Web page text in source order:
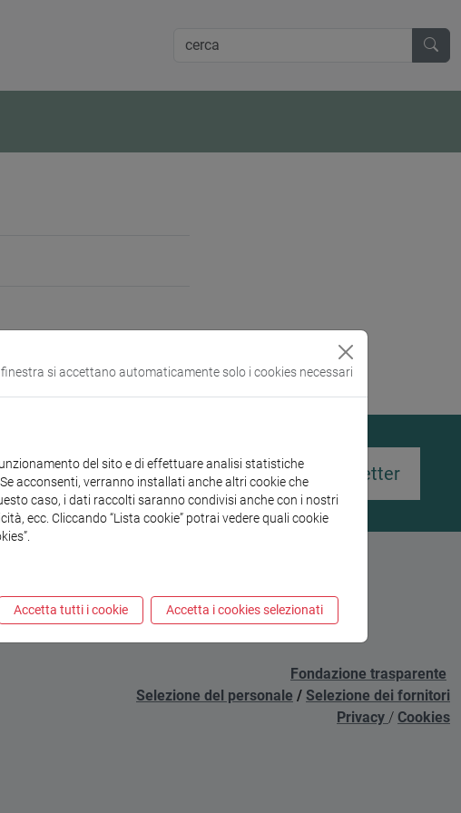
Iscriviti alla newsletter
Fondazione trasparente
Selezione del personale / Selezione dei fornitori
Privacy / Cookies
si accettano automaticamente solo i cookies necessari
del sito e di effettuare analisi statistiche
acconsenti, verranno installati anche altri cookie che
caso, i dati raccolti saranno condivisi anche con i nostri
ecc. Cliccando “Lista cookie” potrai vedere quali cookie
Accetta tutti i cookie Accetta i cookies selezionati